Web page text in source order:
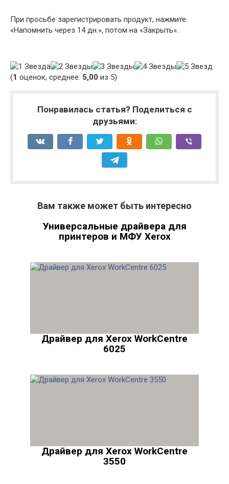
При просьбе зарегистрировать продукт, нажмите
«Напомнить через 14 дн.», потом на «Закрыть».
(1 оценок, среднее: 5,00 из 5)
Понравилась статья? Поделиться с
друзьями:
Вам также может быть интересно
Универсальные драйвера для
принтеров и МФУ Xerox
Драйвер для Xerox WorkCentre
6025
Драйвер для Xerox WorkCentre
3550